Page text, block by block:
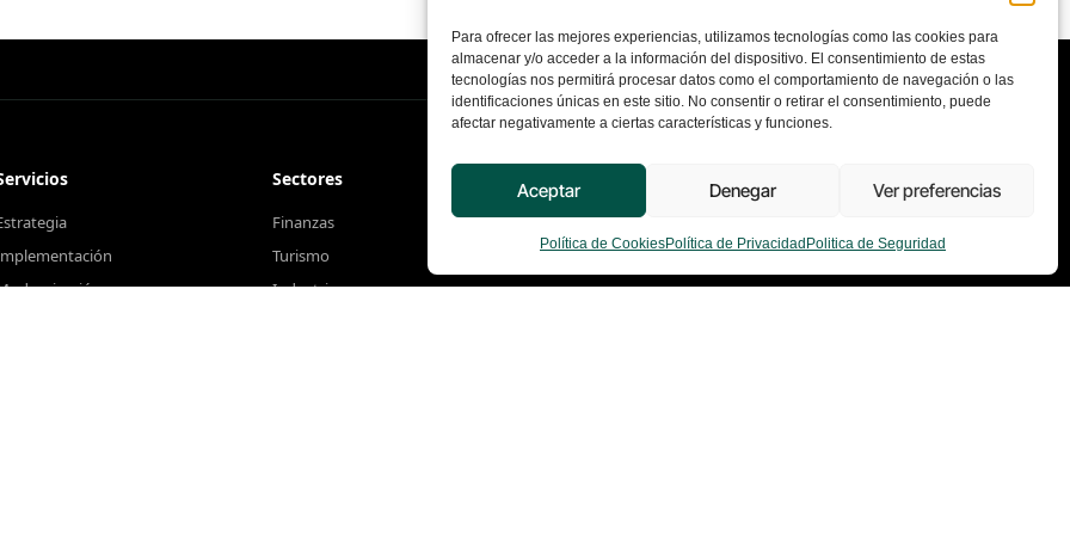
Para ofrecer las mejores experiencias, utilizamos tecnologías como las cookies para
almacenar y/o acceder a la información del dispositivo. El consentimiento de estas
tecnologías nos permitirá procesar datos como el comportamiento de navegación o las
identificaciones únicas en este sitio. No consentir o retirar el consentimiento, puede
afectar negativamente a ciertas características y funciones.
Aceptar Denegar Ver preferencias
Política de CookiesPolítica de Privacidad Politica de Seguridad
Sectores
Finanzas
Turismo
Industria
+34 917 080 550